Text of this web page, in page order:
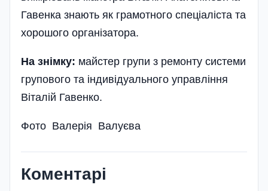
Гавенка знають як грамотного спеці­аліста та
хорошого організатора.
На знімку: майстер групи з ремонту системи
групового та індивідуального управління
Віталій Гавенко.
Фото Валерія Валуєва
Коментарі